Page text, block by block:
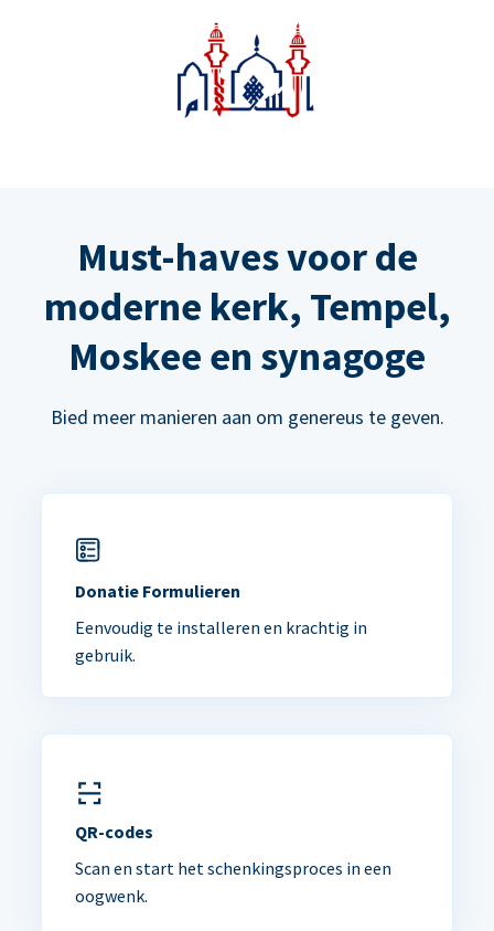
Must-haves voor de
moderne kerk, Tempel,
Moskee en synagoge
Bied meer manieren aan om genereus te geven.
Donatie Formulieren
Eenvoudig te installeren en krachtig in
gebruik.
QR-codes
Scan en start het schenkingsproces in een
oogwenk.